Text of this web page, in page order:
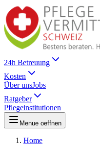
24h Betreuung
Kosten
Über unsJobs
Ratgeber
Pflegeinstitutionen
Menue oeffnen
Home